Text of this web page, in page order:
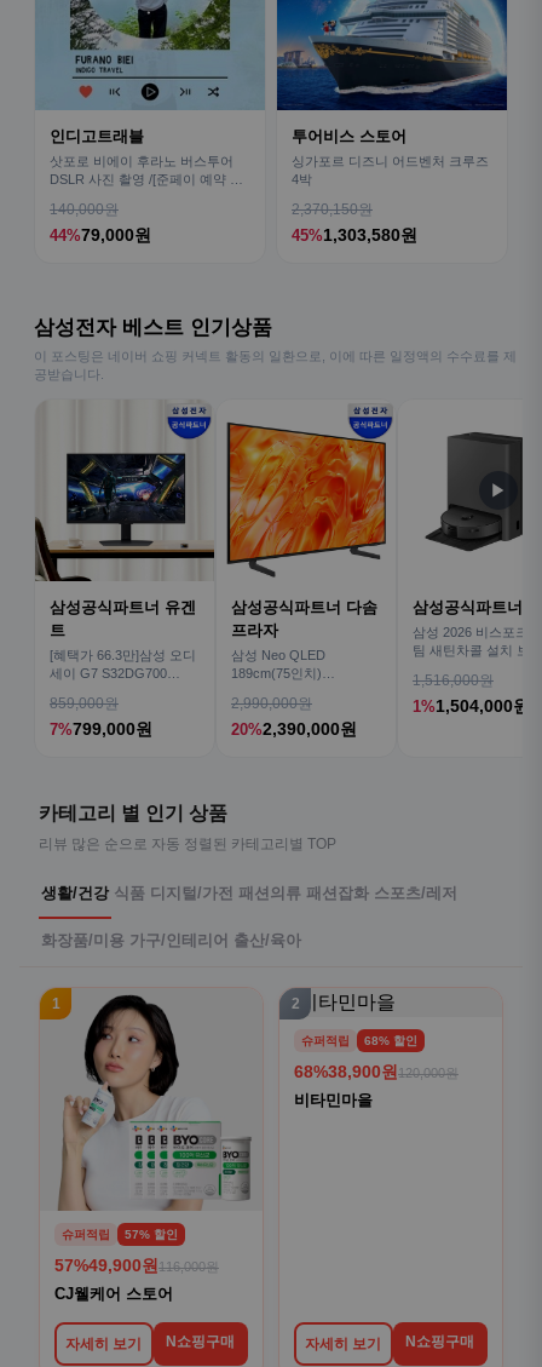
인디고트래블
삿포로 비에이 후라노 버스투어
DSLR 사진 촬영 /[준페이 예약 식
140,000원
44%79,000원
투어비스 스토어
싱가포르 디즈니 어드벤처 크루즈
4박
2,370,150원
45%1,303,580원
삼성전자 베스트 인기상품
이 포스팅은 네이버 쇼핑 커넥트 활동의 일환으로, 이에 따른 일정액의 수수료를 제
공받습니다.
삼성공식파트너 유겐
트
[혜택가 66.3만]삼성 오디
세이 G7 S32DG700
859,000원
7%799,000원
삼성공식파트너 다솜
프라자
삼성 Neo QLED
189cm(75인치)
TV
2,990,000원
20%2,390,000원
삼성공식파트너
삼성 2026 비스포크
팀 새틴차콜 설치 보
1,516,000원
1%1,504,000원
▶
카테고리 별 인기 상품
리뷰 많은 순으로 자동 정렬된 카테고리별 TOP
생활/건강 식품 디지털/가전 패션의류 패션잡화 스포츠/레저
화장품/미용 가구/인테리어 출산/육아
1
슈퍼적립 57% 할인
57%49,900원 116,000원
CJ웰케어 스토어
자세히 보기 N쇼핑구매
2
슈퍼적립 68% 할인
68%38,900원 120,000원
비타민마을
자세히 보기 N쇼핑구매